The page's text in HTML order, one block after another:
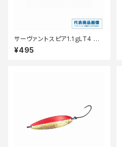
サーヴァントスピア1.1ｇLT4 グ
リーンフィニッシュ
¥495